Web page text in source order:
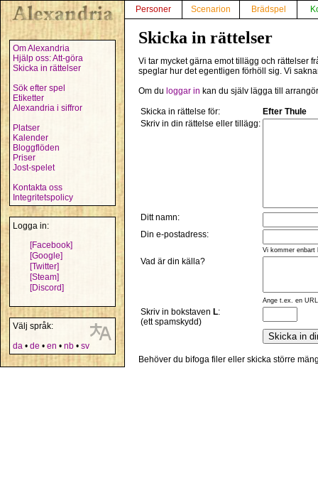
Om Alexandria
Hjälp oss: Att-göra
Skicka in rättelser
Sök efter spel
Etiketter
Alexandria i siffror
Platser
Kalender
Bloggflöden
Priser
Jost-spelet
Kontakta oss
Integritetspolicy
Logga in:
[Facebook]
[Google]
[Twitter]
[Steam]
[Discord]
Välj språk:
da • de • en • nb • sv
Personer Scenarion Brädspel
Skicka in rättelser
Vi tar mycket gärna emot tillägg och rättelser
speglar hur det egentligen förhöll sig. Vi
Om du loggar in kan du själv lägga till
Skicka in rättelse för:
Efter Thule
Skriv in din rättelse eller tillägg:
Ditt namn:
Din e-postadress:
Vi kommer enbart
Vad är din källa?
Ange t.ex. en
Skriv in bokstaven L:
(ett spamskydd)
Behöver du bifoga filer eller skicka större